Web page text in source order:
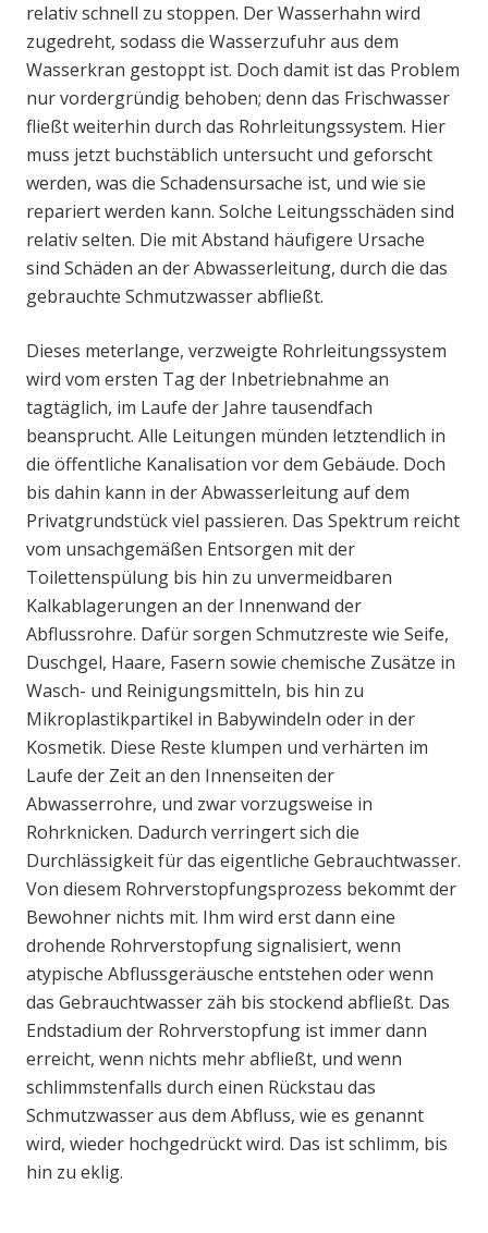
relativ schnell zu stoppen. Der Wasserhahn wird
zugedreht, sodass die Wasserzufuhr aus dem
Wasserkran gestoppt ist. Doch damit ist das Problem
nur vordergründig behoben; denn das Frischwasser
fließt weiterhin durch das Rohrleitungssystem. Hier
muss jetzt buchstäblich untersucht und geforscht
werden, was die Schadensursache ist, und wie sie
repariert werden kann. Solche Leitungsschäden sind
relativ selten. Die mit Abstand häufigere Ursache
sind Schäden an der Abwasserleitung, durch die das
gebrauchte Schmutzwasser abfließt.
Dieses meterlange, verzweigte Rohrleitungssystem
wird vom ersten Tag der Inbetriebnahme an
tagtäglich, im Laufe der Jahre tausendfach
beansprucht. Alle Leitungen münden letztendlich in
die öffentliche Kanalisation vor dem Gebäude. Doch
bis dahin kann in der Abwasserleitung auf dem
Privatgrundstück viel passieren. Das Spektrum reicht
vom unsachgemäßen Entsorgen mit der
Toilettenspülung bis hin zu unvermeidbaren
Kalkablagerungen an der Innenwand der
Abflussrohre. Dafür sorgen Schmutzreste wie Seife,
Duschgel, Haare, Fasern sowie chemische Zusätze in
Wasch- und Reinigungsmitteln, bis hin zu
Mikroplastikpartikel in Babywindeln oder in der
Kosmetik. Diese Reste klumpen und verhärten im
Laufe der Zeit an den Innenseiten der
Abwasserrohre, und zwar vorzugsweise in
Rohrknicken. Dadurch verringert sich die
Durchlässigkeit für das eigentliche Gebrauchtwasser.
Von diesem Rohrverstopfungsprozess bekommt der
Bewohner nichts mit. Ihm wird erst dann eine
drohende Rohrverstopfung signalisiert, wenn
atypische Abflussgeräusche entstehen oder wenn
das Gebrauchtwasser zäh bis stockend abfließt. Das
Endstadium der Rohrverstopfung ist immer dann
erreicht, wenn nichts mehr abfließt, und wenn
schlimmstenfalls durch einen Rückstau das
Schmutzwasser aus dem Abfluss, wie es genannt
wird, wieder hochgedrückt wird. Das ist schlimm, bis
hin zu eklig.